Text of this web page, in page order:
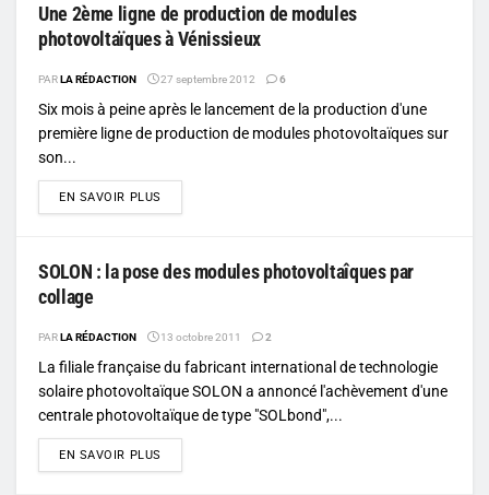
Une 2ème ligne de production de modules
photovoltaïques à Vénissieux
PARLA RÉDACTION 27 septembre 2012 6
Six mois à peine après le lancement de la production d'une
première ligne de production de modules photovoltaïques sur
son...
EN SAVOIR PLUS
SOLON : la pose des modules photovoltaîques par
collage
PARLA RÉDACTION 13 octobre 2011 2
La filiale française du fabricant international de technologie
solaire photovoltaïque SOLON a annoncé l'achèvement d'une
centrale photovoltaïque de type "SOLbond",...
EN SAVOIR PLUS